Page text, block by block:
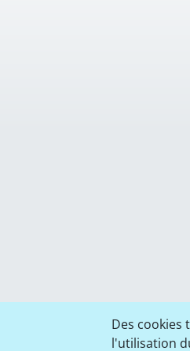
Des cookies
l'utilisation